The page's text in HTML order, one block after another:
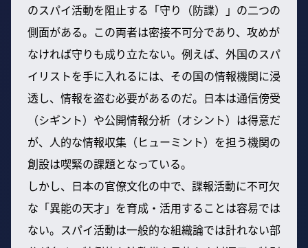
のスパイ活動を阻止する「守り（防諜）」の二つの
側面がある。この両者は密接不可分であり、攻めが
なければ守りも成り立たない。例えば、外国のスパ
イリストを手に入れるには、その国の情報機関に浸
透し、情報を盗む必要があるのだ。日本は通信傍受
（シギント）や公開情報分析（オシント）は得意だ
が、人的な情報収集（ヒューミント）を担う機関の
創設は喫緊の課題となっている。
しかし、日本の官僚文化の中で、諜報活動に不可欠
な「異能の天才」を育成・活用することは容易では
ない。スパイ活動は一般的な組織論では計れない部